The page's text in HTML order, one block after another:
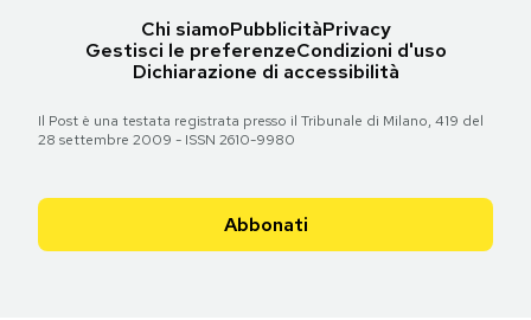
Chi siamoPubblicitàPrivacy
Gestisci le preferenzeCondizioni d'uso
Dichiarazione di accessibilità
Il Post è una testata registrata presso il Tribunale di Milano, 419 del
28 settembre 2009 - ISSN 2610-9980
Abbonati